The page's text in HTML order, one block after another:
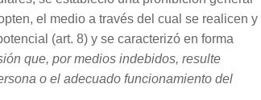
el medio a través del cual se realicen y
(art. 8) y se caracterizó en forma
que, por medios indebidos, resulte
o el adecuado funcionamiento del